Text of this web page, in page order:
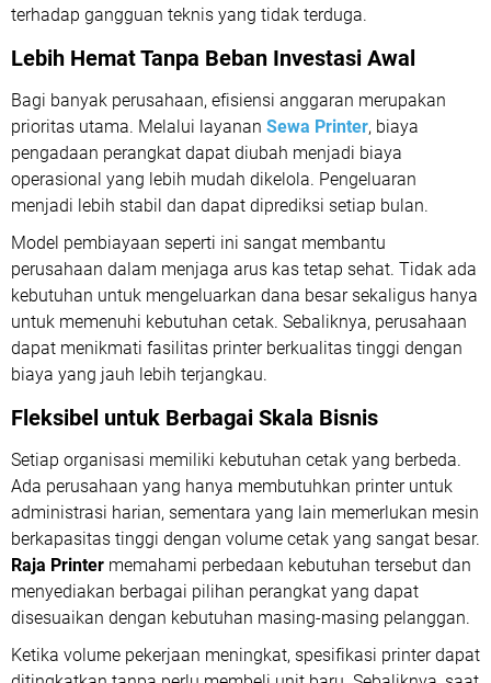
terhadap gangguan teknis yang tidak terduga.
Lebih Hemat Tanpa Beban Investasi Awal
Bagi banyak perusahaan, efisiensi anggaran merupakan
prioritas utama. Melalui layanan Sewa Printer, biaya
pengadaan perangkat dapat diubah menjadi biaya
operasional yang lebih mudah dikelola. Pengeluaran
menjadi lebih stabil dan dapat diprediksi setiap bulan.
Model pembiayaan seperti ini sangat membantu
perusahaan dalam menjaga arus kas tetap sehat. Tidak ada
kebutuhan untuk mengeluarkan dana besar sekaligus hanya
untuk memenuhi kebutuhan cetak. Sebaliknya, perusahaan
dapat menikmati fasilitas printer berkualitas tinggi dengan
biaya yang jauh lebih terjangkau.
Fleksibel untuk Berbagai Skala Bisnis
Setiap organisasi memiliki kebutuhan cetak yang berbeda.
Ada perusahaan yang hanya membutuhkan printer untuk
administrasi harian, sementara yang lain memerlukan mesin
berkapasitas tinggi dengan volume cetak yang sangat besar.
Raja Printer memahami perbedaan kebutuhan tersebut dan
menyediakan berbagai pilihan perangkat yang dapat
disesuaikan dengan kebutuhan masing-masing pelanggan.
Ketika volume pekerjaan meningkat, spesifikasi printer dapat